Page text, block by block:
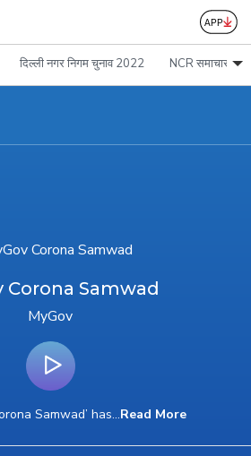
दिल्ली नगर निगम चुनाव 2022 NCR समाचार
Corona Samwad
MyGov
Samwad’ has...Read More